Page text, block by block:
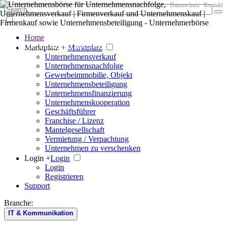
Der große Marktplatz für Unternehmen
Datenschutz Kontakt
Home
Marktplatz + Marktplatz
Unternehmensverkauf
Unternehmensnachfolge
Gewerbeimmobilie, Objekt
Unternehmensbeteiligung
Unternehmensfinanzierung
Unternehmenskooperation
Geschäftsführer
Franchise / Lizenz
Mantelgesellschaft
Vermietung / Verpachtung
Unternehmen zu verschenken
Login +Login
Login
Registrieren
Support
Branche:
IT & Kommunikation